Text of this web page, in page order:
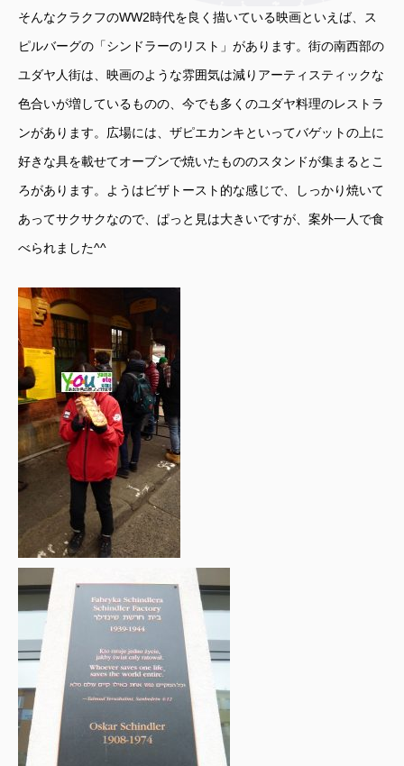
そんなクラクフのWW2時代を良く描いている映画といえば、ス
ピルバーグの「シンドラーのリスト」があります。街の南西部の
ユダヤ人街は、映画のような雰囲気は減りアーティスティックな
色合いが増しているものの、今でも多くのユダヤ料理のレストラ
ンがあります。広場には、ザピエカンキといってバゲットの上に
好きな具を載せてオーブンで焼いたもののスタンドが集まるとこ
ろがあります。ようはビザトースト的な感じで、しっかり焼いて
あってサクサクなので、ぱっと見は大きいですが、案外一人で食
べられました^^